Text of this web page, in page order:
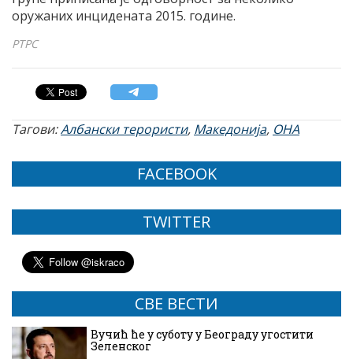
оружаних инцидената 2015. године.
РТРС
Тагови:Албански терористи, Македонија, ОНА
FACEBOOK
TWITTER
СВЕ ВЕСТИ
Вучић ће у суботу у Београду угостити
Зеленског